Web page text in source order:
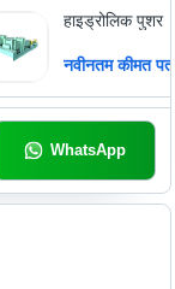
हाइड्रोलिक पुशर
नवीनतम कीमत
WhatsApp